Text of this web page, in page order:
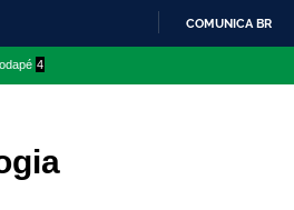
O
COMUNICA BR
4